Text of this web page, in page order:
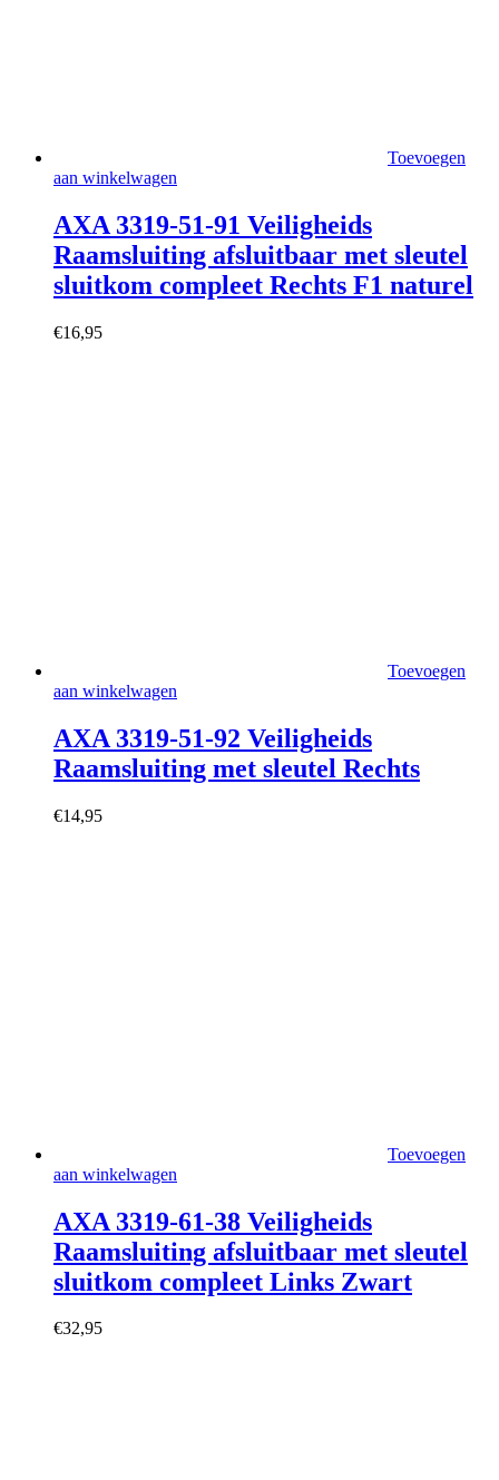
Toevoegen
aan winkelwagen
AXA 3319-51-91 Veiligheids
Raamsluiting afsluitbaar met sleutel
sluitkom compleet Rechts F1 naturel
€16,95
Toevoegen
aan winkelwagen
AXA 3319-51-92 Veiligheids
Raamsluiting met sleutel Rechts
€14,95
Toevoegen
aan winkelwagen
AXA 3319-61-38 Veiligheids
Raamsluiting afsluitbaar met sleutel
sluitkom compleet Links Zwart
€32,95